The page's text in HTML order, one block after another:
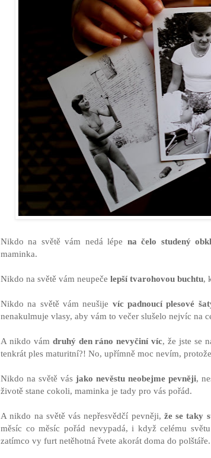
Nikdo na světě vám nedá lépe na čelo studený
maminka.
Nikdo na světě vám neupeče lepší tvarohovou buchtu,
Nikdo na světě vám neušije víc padnoucí plesové
nenakulmuje vlasy, aby vám to večer slušelo nejvíc na
A nikdo vám druhý den ráno nevyčiní víc, že jste se
tenkrát ples maturitní?! No, upřímně moc nevím,
Nikdo na světě vás jako nevěstu neobejme pevněji,
životě stane cokoli, maminka je tady pro vás pořád.
A nikdo na světě vás nepřesvědčí pevněji, že se taky
měsíc co měsíc pořád nevypadá, i když celému
zatímco vy furt netěhotná řvete akorát doma do polštáře.